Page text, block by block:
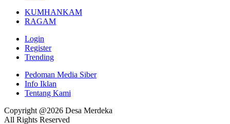
KUMHANKAM
RAGAM
Login
Register
Trending
Pedoman Media Siber
Info Iklan
Tentang Kami
Copyright @2026 Desa Merdeka
All Rights Reserved